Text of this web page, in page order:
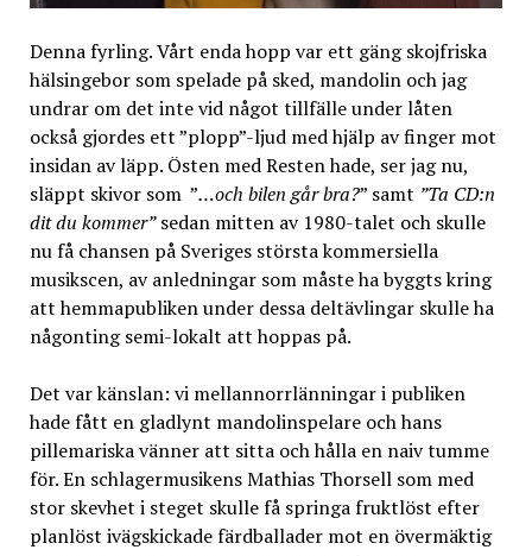
Denna fyrling. Vårt enda hopp var ett gäng skojfriska
hälsingebor som spelade på sked, mandolin och jag
undrar om det inte vid något tillfälle under låten
också gjordes ett ”plopp”-ljud med hjälp av finger mot
insidan av läpp. Östen med Resten hade, ser jag nu,
släppt skivor som ”…och bilen går bra?” samt ”Ta CD:n
dit du kommer”sedan mitten av 1980-talet och skulle
nu få chansen på Sveriges största kommersiella
musikscen, av anledningar som måste ha byggts kring
att hemmapubliken under dessa deltävlingar skulle ha
någonting semi-lokalt att hoppas på.
Det var känslan: vi mellannorrlänningar i publiken
hade fått en gladlynt mandolinspelare och hans
pillemariska vänner att sitta och hålla en naiv tumme
för. En schlagermusikens Mathias Thorsell som med
stor skevhet i steget skulle få springa fruktlöst efter
planlöst ivägskickade färdballader mot en övermäktig